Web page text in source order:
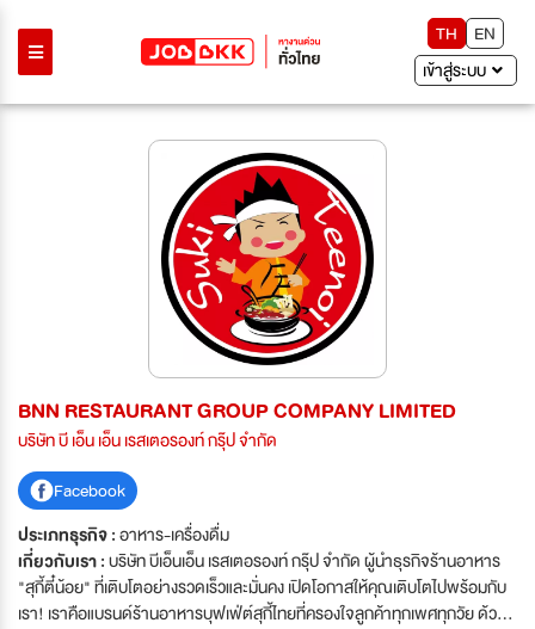
TH
EN
เข้าสู่ระบบ
BNN RESTAURANT GROUP COMPANY LIMITED
บริษัท บี เอ็น เอ็น เรสเตอรองท์ กรุ๊ป จำกัด
Facebook
ประเภทธุรกิจ :อาหาร-เครื่องดื่ม
เกี่ยวกับเรา :บริษัท บีเอ็นเอ็น เรสเตอรองท์ กรุ๊ป จำกัด ผู้นำธุรกิจร้านอาหาร
"สุกี้ตี๋น้อย" ที่เติบโตอย่างรวดเร็วและมั่นคง เปิดโอกาสให้คุณเติบโตไปพร้อมกับ
เรา! เราคือแบรนด์ร้านอาหารบุฟเฟ่ต์สุกี้ไทยที่ครองใจลูกค้าทุกเพศทุกวัย ด้วย